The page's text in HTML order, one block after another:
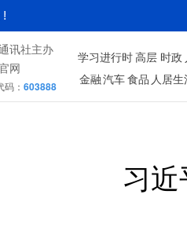
讯社主办
网
码： 603888
学习进行时高层 时政
金融汽车食品 人居生
习